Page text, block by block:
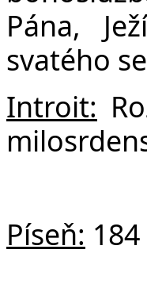
Pána,
svatého
Introit:
Píseň: